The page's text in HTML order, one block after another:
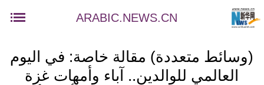
ARABIC.NEWS.CN
(وسائط متعددة) مقالة خاصة: في اليوم
العالمي للوالدين.. آباء وأمهات غزة